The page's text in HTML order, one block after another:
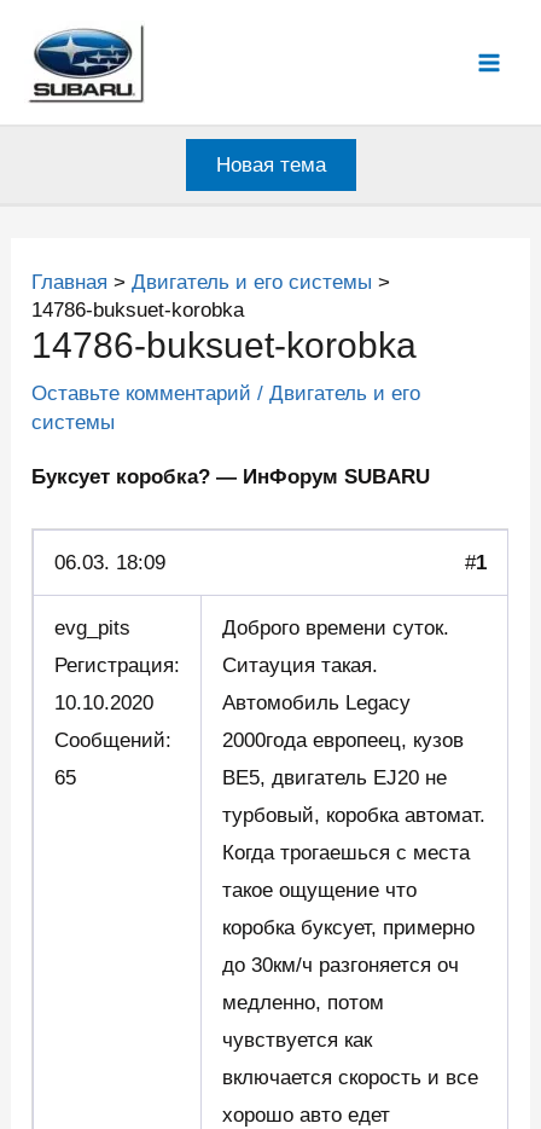
содержимому
Новая тема
Главная
Двигатель и его системы
14786-buksuet-korobka
14786-buksuet-korobka
Оставьте комментарий /Двигатель и его
системы
Буксует коробка? — ИнФорум SUBARU
06.03. 18:09 #1
evg_pits
Регистрация:
10.10.2020
Сообщений:
65
Доброго времени суток.
Ситауция такая.
Автомобиль Legacy
2000года европеец, кузов
BE5, двигатель EJ20 не
турбовый, коробка автомат.
Когда трогаешься с места
такое ощущение что
коробка буксует, примерно
до 30км/ч разгоняется оч
медленно, потом
чувствуется как
включается скорость и все
хорошо авто едет